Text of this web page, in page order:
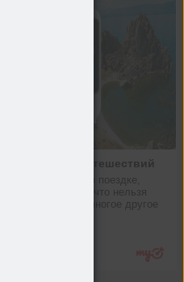
Лайфхаки для путешествий
Как подготовиться в поездке,
выбрать SIM-карту, что нельзя
брать в самолет и многое другое